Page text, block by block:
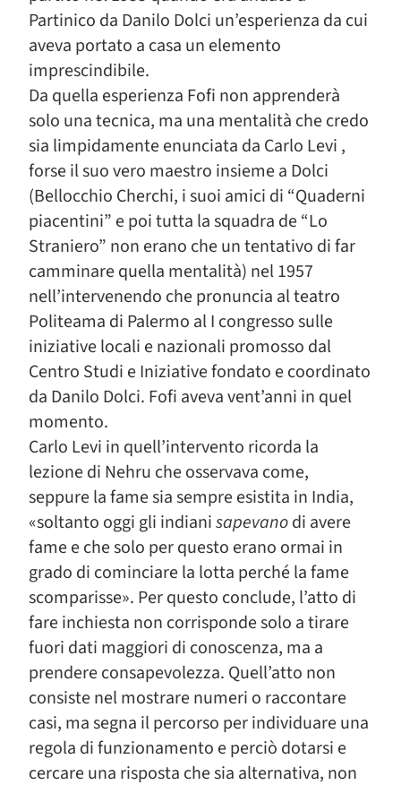
Partinico da Danilo Dolci un’esperienza da cui
aveva portato a casa un elemento
imprescindibile.
Da quella esperienza Fofi non apprenderà
solo una tecnica, ma una mentalità che credo
sia limpidamente enunciata da Carlo Levi ,
forse il suo vero maestro insieme a Dolci
(Bellocchio Cherchi, i suoi amici di “Quaderni
piacentini” e poi tutta la squadra de “Lo
Straniero” non erano che un tentativo di far
camminare quella mentalità) nel 1957
nell’intervenendo che pronuncia al teatro
Politeama di Palermo al I congresso sulle
iniziative locali e nazionali promosso dal
Centro Studi e Iniziative fondato e coordinato
da Danilo Dolci. Fofi aveva vent’anni in quel
momento.
Carlo Levi in quell’intervento ricorda la
lezione di Nehru che osservava come,
seppure la fame sia sempre esistita in India,
«soltanto oggi gli indianisapevanodi avere
fame e che solo per questo erano ormai in
grado di cominciare la lotta perché la fame
scomparisse». Per questo conclude, l’atto di
fare inchiesta non corrisponde solo a tirare
fuori dati maggiori di conoscenza, ma a
prendere consapevolezza. Quell’atto non
consiste nel mostrare numeri o raccontare
casi, ma segna il percorso per individuare una
regola di funzionamento e perciò dotarsi e
cercare una risposta che sia alternativa, non